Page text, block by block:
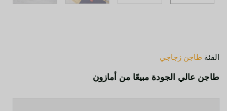
الفئة طاجن زجاجي
طاجن عالي الجودة مبيعًا من أمازون